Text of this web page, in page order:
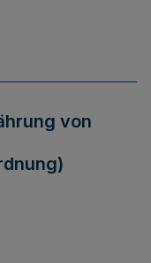
von